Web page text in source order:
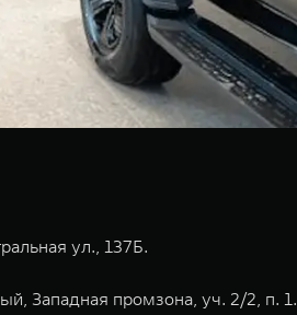
ул., 137Б.
Западная промзона, уч. 2/2, п. 1.